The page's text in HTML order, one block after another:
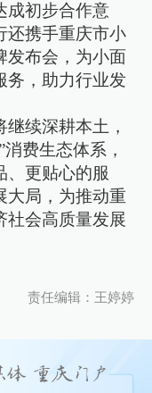
成初步合作意
还携手重庆市小
发布会，为小面
务，助力行业发
续深耕本土，
费生态体系，
、更贴心的服
大局，为推动重
社会高质量发展
责任编辑：王婷婷